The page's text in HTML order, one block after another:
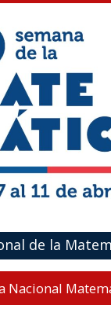
de la
Nacional